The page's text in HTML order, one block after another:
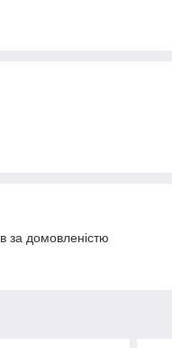
за домовленістю